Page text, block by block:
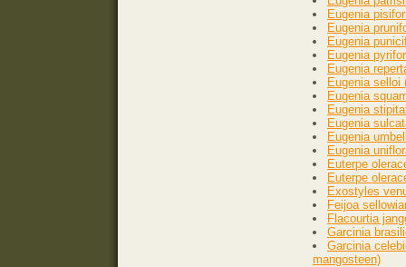
Eugenia
Eugenia
Eugenia
Eugenia
Eugenia
Eugenia selloi
Eugenia
Eugenia
Eugenia
Eugenia
Eugenia
Euterpe
Euterpe
Exostyles
Feijoa
Flacourtia
Garcinia
Garcinia
mangosteen)